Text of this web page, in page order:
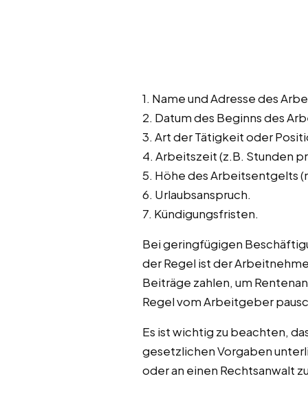
1. Name und Adresse des
2. Datum des Beginns des
3. Art der Tätigkeit oder
4. Arbeitszeit (z.B. Stunden
5. Höhe des Arbeitsentgelts
6. Urlaubsanspruch.
7. Kündigungsfristen.
Bei geringfügigen
der Regel ist der
Beiträge zahlen, um
Regel vom Arbeitgeber
Es ist wichtig zu beachten,
gesetzlichen Vorgaben
oder an einen Rechtsanwalt